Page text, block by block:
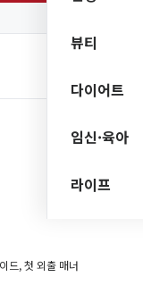
뷰티
다이어트
임신·육아
라이프
드, 첫 외출 매너